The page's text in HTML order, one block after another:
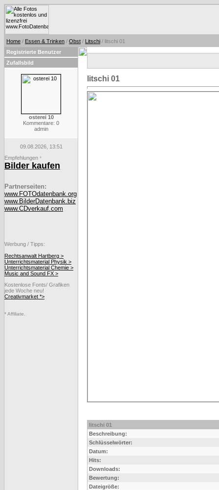
Home / Essen & Trinken / Obst / Litschi / litschi 01
Registrierte Benutzer
Zufallsbild
osterei 10
Kommentare: 0
admin
09.08.2026, 13:51
Empfehlungen *
Bilder kaufen
Partnerseiten:
www.FOTOdatenbank.org
www.BilderDatenbank.biz
www.CDverkauf.com
Werbung / Tipps:
Rechtsanwalt Hartberg >
Unterrichtsmaterial Physik >
Unterrichtsmaterial Chemie >
Music and Sound FX >
Kostenlose Fonts/ Grafiken
jede Woche neu!
Creativmarket *>
* Affiliate.
litschi 01
litschi 01
Beschreibung:
Schlüsselwörter:
Datum:
Hits:
Downloads:
Bewertung:
Dateigröße: